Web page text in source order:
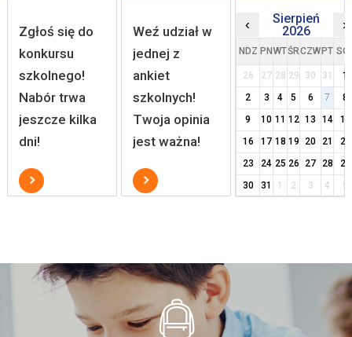
Zgłoś się do
konkursu
szkolnego!
Nabór trwa
jeszcze kilka
dni!
Weź udział w
jednej z
ankiet
szkolnych!
Twoja opinia
jest ważna!
‹
Sierpień
2026
›
NDZ PN WTŚRCZW PT
26 27 28 29 30 31
1
2
3 4 5 6 7
8
9
10 11 12 13 14
15
16
17 18 19 20 21
22
23
24 25 26 27 28
29
30
31 1 2 3 4 5